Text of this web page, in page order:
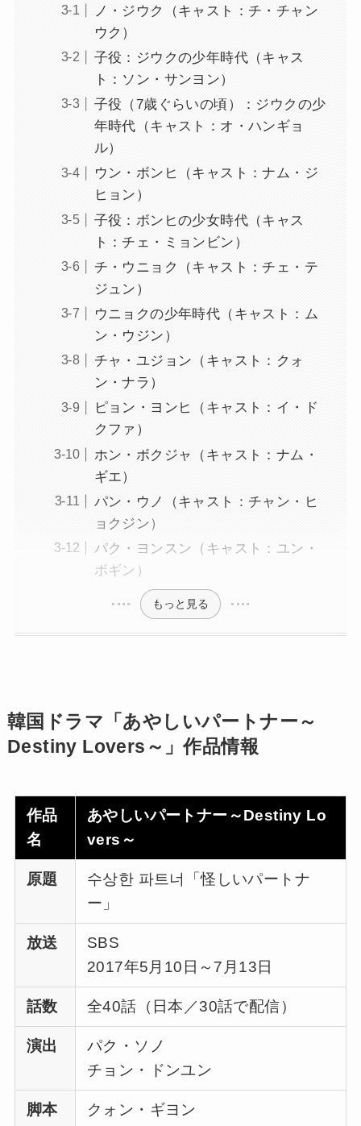
ノ・ジウク（キャスト：チ・チャン
ウク）
子役：ジウクの少年時代（キャス
ト：ソン・サンヨン）
子役（7歳ぐらいの頃）：ジウクの少
年時代（キャスト：オ・ハンギョ
ル）
ウン・ボンヒ（キャスト：ナム・ジ
ヒョン）
子役：ボンヒの少女時代（キャス
ト：チェ・ミョンビン）
チ・ウニョク（キャスト：チェ・テ
ジュン）
ウニョクの少年時代（キャスト：ム
ン・ウジン）
チャ・ユジョン（キャスト：クォ
ン・ナラ）
ピョン・ヨンヒ（キャスト：イ・ド
クファ）
ホン・ボクジャ（キャスト：ナム・
ギエ）
パン・ウノ（キャスト：チャン・ヒ
ョクジン）
パク・ヨンスン（キャスト：ユン・
ボギン）
もっと見る
韓国ドラマ「あやしいパートナー～
Destiny Lovers～」作品情報
作品
名
あやしいパートナー～Destiny Lo
vers～
原題
수상한 파트너「怪しいパートナ
ー」
放送
SBS
2017年5月10日～7月13日
話数 全40話（日本／30話で配信）
演出
パク・ソノ
チョン・ドンユン
脚本 クォン・ギヨン